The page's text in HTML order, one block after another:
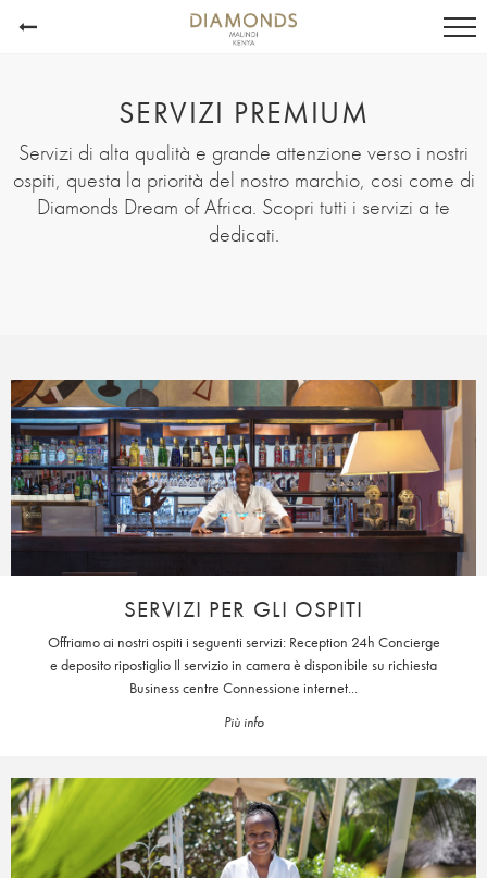
SERVIZI PREMIUM
Servizi di alta qualità e grande attenzione verso i nostri
ospiti, questa la priorità del nostro marchio, cosi come di
Diamonds Dream of Africa. Scopri tutti i servizi a te
dedicati.
SERVIZI PER GLI OSPITI
Offriamo ai nostri ospiti i seguenti servizi: Reception 24h Concierge
e deposito ripostiglio Il servizio in camera è disponibile su richiesta
Business centre Connessione internet...
Più info